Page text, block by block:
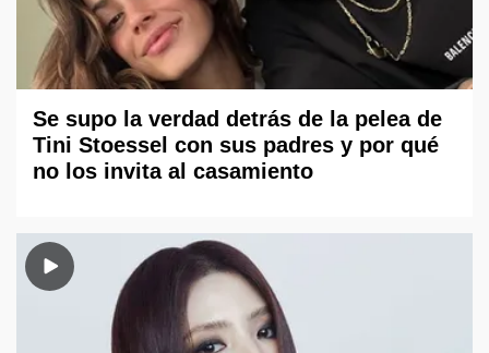
Se supo la verdad detrás de la pelea de
Tini Stoessel con sus padres y por qué
no los invita al casamiento